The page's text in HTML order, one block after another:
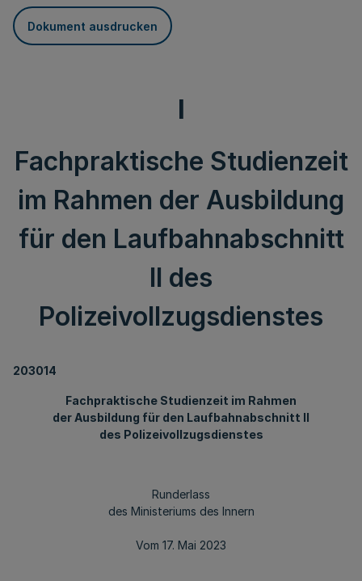
Dokument ausdrucken
I
Fachpraktische Studienzeit
im Rahmen der Ausbildung
für den Laufbahnabschnitt
II des
Polizeivollzugsdienstes
203014
Fachpraktische Studienzeit im Rahmen
der Ausbildung für den Laufbahnabschnitt II
des Polizeivollzugsdienstes
Runderlass
des Ministeriums des Innern
Vom 17. Mai 2023